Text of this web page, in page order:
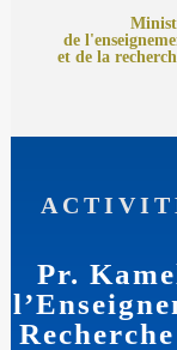
de
et de la
Pr.